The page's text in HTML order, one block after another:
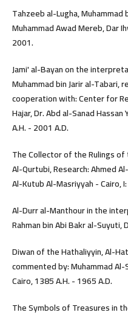
Tahzeeb al-Lugha, Muhammad
Muhammad Awad Mereb, Dar
2001.
Jami' al-Bayan on the
Muhammad bin Jarir al-Tabari,
cooperation with: Center for
Hajar, Dr. Abd al-Sanad Hassan
A.H. - 2001 A.D.
The Collector of the Rulings of
Al-Qurtubi, Research: Ahmed
Al-Kutub Al-Masriyyah - Cairo,
Al-Durr al-Manthour in the
Rahman bin Abi Bakr al-Suyuti,
Diwan of the Hathaliyyin, Al-
commented by: Muhammad
Cairo, 1385 A.H. - 1965 A.D.
The Symbols of Treasures in